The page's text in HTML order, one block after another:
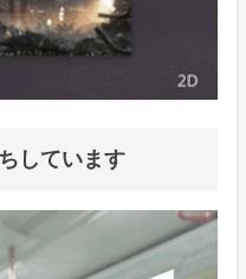
しています